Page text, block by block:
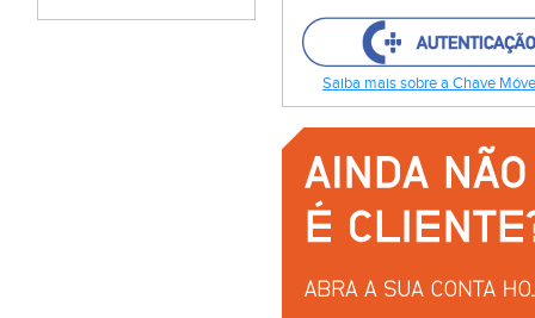
Saiba mais sobre a Chave